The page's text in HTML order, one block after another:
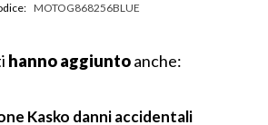
MOTOG868256BLUE
hanno aggiuntoanche:
Kasko danni accidentali